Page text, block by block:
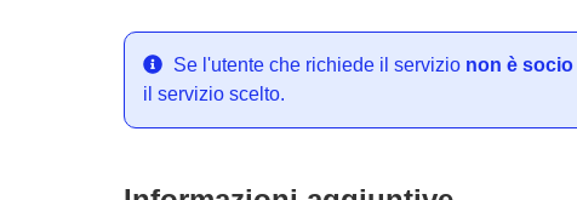
Se l'utente che richiede il servizio non è socio
il servizio scelto.